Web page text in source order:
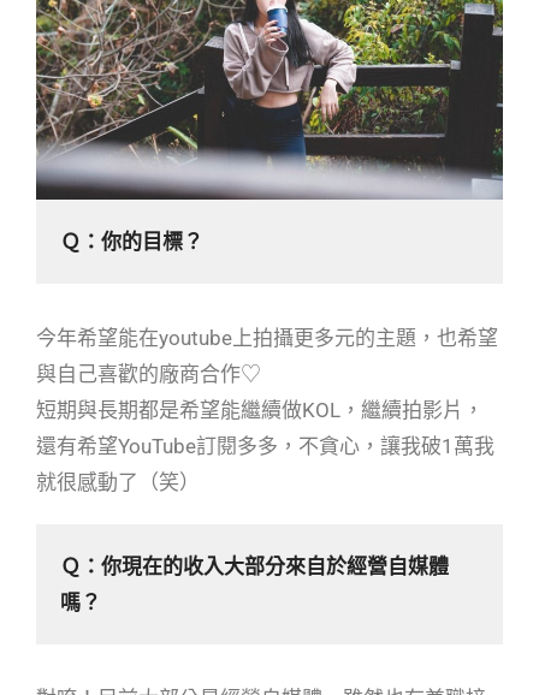
Ｑ： 你的目標？
今年希望能在youtube上拍攝更多元的主題，也希望
與自己喜歡的廠商合作♡
短期與長期都是希望能繼續做KOL，繼續拍影片，
還有希望YouTube訂閱多多，不貪心，讓我破1萬我
就很感動了（笑）
Ｑ： 你現在的收入大部分來自於經營自媒體
嗎？